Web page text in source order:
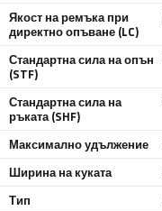
Якост на ремъка при
директно опъване (LC)
Стандартна сила на опън
(STF)
Стандартна сила на
ръката (SHF)
Максимално удължение
Ширина на куката
Тип